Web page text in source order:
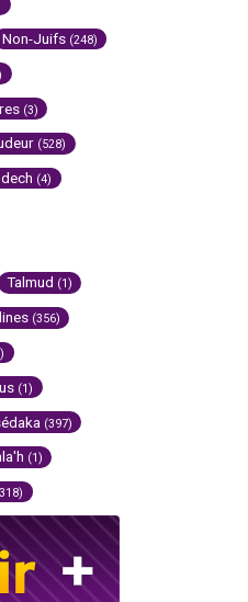
Non-Juifs (248)
(3)
(528)
(4)
Talmud (1)
(356)
(1)
(397)
(1)